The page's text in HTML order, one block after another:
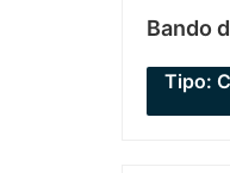
Bando
Tipo: